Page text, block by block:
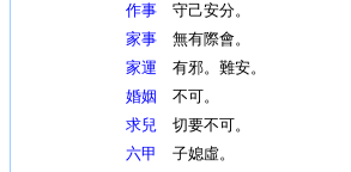
作事守己安分。
家事無有際會。
家運 有邪。難安。
婚姻 不可。
求兒切要不可。
六甲 子媳虛。